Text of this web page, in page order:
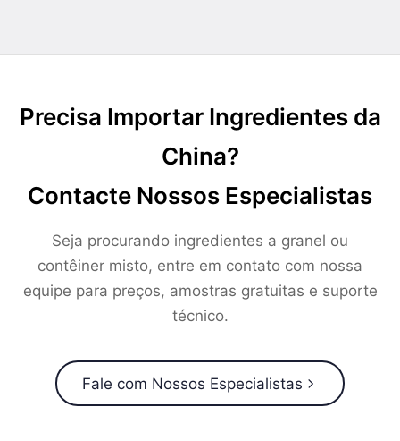
Precisa Importar Ingredientes da
China?
Contacte Nossos Especialistas
Seja procurando ingredientes a granel ou
contêiner misto, entre em contato com nossa
equipe para preços, amostras gratuitas e suporte
técnico.
Fale com Nossos Especialistas